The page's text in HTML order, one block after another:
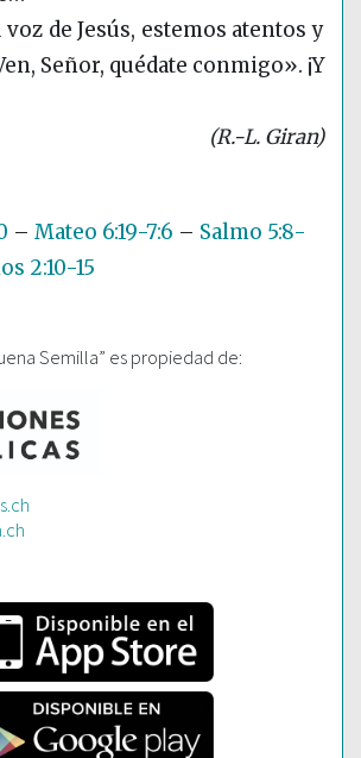
de Jesús, estemos atentos y
Señor, quédate conmigo». ¡Y
(R.-L. Giran)
– Mateo 6:19-7:6 – Salmo 5:8-
2:10-15
Semilla” es propiedad de: